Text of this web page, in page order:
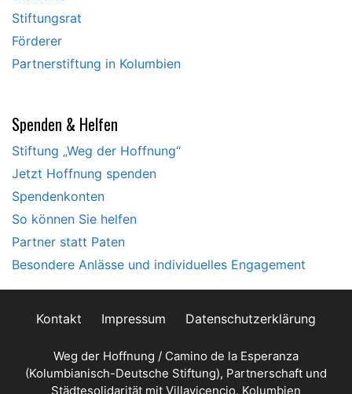
Stiftungsrat
Förderer
Partnerstiftung in Kolumbien
Spenden & Helfen
Stiftung „Weg der Hoffnung“
Jetzt Hoffnung spenden
Spendenkonten
So können Sie helfen
Partner statt Paten
Besondere Anlässe und individuelles Engagement
Kontakt Impressum Datenschutzerklärung
Weg der Hoffnung / Camino de la Esperanza
(Kolumbianisch-Deutsche Stiftung), Partnerschaft und
Städtesolidarität mit Villavicencio, Kolumbien